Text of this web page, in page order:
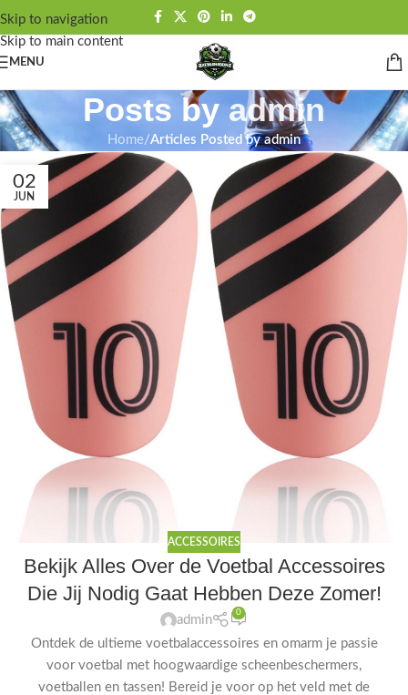
Skip to navigation
Skip to main content
MENU
Posts byadmin
Home/Articles Posted by admin
02
JUN
ACCESSOIRES
Bekijk Alles Over de Voetbal Accessoires
Die Jij Nodig Gaat Hebben Deze Zomer!
admin
0
Ontdek de ultieme voetbalaccessoires en omarm je passie
voor voetbal met hoogwaardige scheenbeschermers,
voetballen en tassen! Bereid je voor op het veld met de